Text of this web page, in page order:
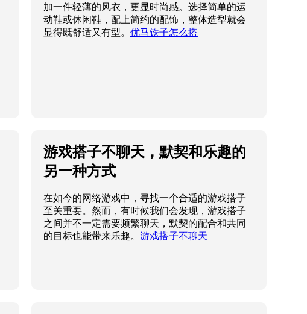
加一件轻薄的风衣，更显时尚感。选择简单的运
动鞋或休闲鞋，配上简约的配饰，整体造型就会
显得既舒适又有型。 优马铁子怎么搭
游戏搭子不聊天，默契和乐趣的
另一种方式
在如今的网络游戏中，寻找一个合适的游戏搭子
至关重要。然而，有时候我们会发现，游戏搭子
之间并不一定需要频繁聊天，默契的配合和共同
的目标也能带来乐趣。 游戏搭子不聊天